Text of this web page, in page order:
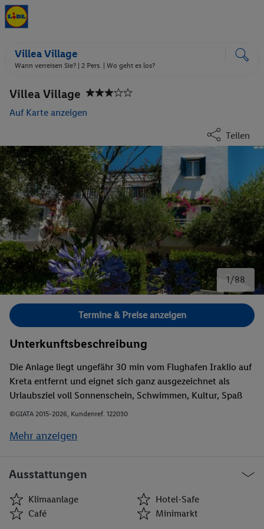
Villea Village
Wann verreisen Sie? | 2 Pers. | Wo geht es los?
Villea Village
Auf Karte anzeigen
Teilen
1/88
Bild 1 von 88.
Termine & Preise anzeigen
Unterkunftsbeschreibung
Die Anlage liegt ungefähr 30 min vom Flughafen Iraklio auf
Kreta entfernt und eignet sich ganz ausgezeichnet als
Urlaubsziel voll Sonnenschein, Schwimmen, Kultur, Spaß
und reichlich Unterhaltung. Das Dorf ist ein einzigartiges
Gebiets, dass aus beiden Welten das Beste anbieten kann:
Urlaubserfahrung beiträgt.
©GIATA 2015-2026, Kundenref. 122030
Mehr anzeigen
Ausstattungen
Klimaanlage
Hotel-Safe
Café
Minimarkt